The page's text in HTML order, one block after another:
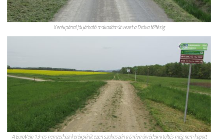
Kerékpárral jól járható makadámút vezet a Dráva töltésig
A EuroVelo 13-as nemzetközi kerékpárút ezen szakaszán a Dráva árvédelmi töltés még nem kapott